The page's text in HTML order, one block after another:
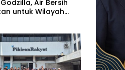
Godzilla, Air Bersih
untuk Wilayah